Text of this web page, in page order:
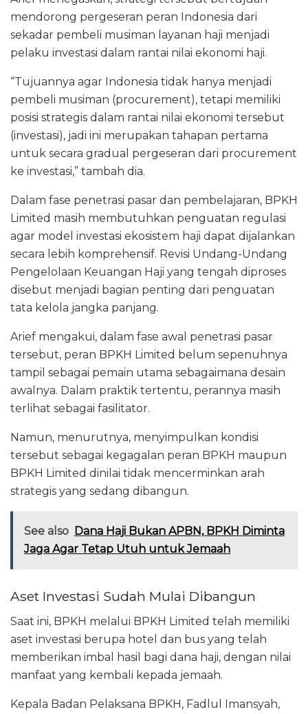
mendorong pergeseran peran Indonesia dari
sekadar pembeli musiman layanan haji menjadi
pelaku investasi dalam rantai nilai ekonomi haji.
“Tujuannya agar Indonesia tidak hanya menjadi
pembeli musiman (procurement), tetapi memiliki
posisi strategis dalam rantai nilai ekonomi tersebut
(investasi), jadi ini merupakan tahapan pertama
untuk secara gradual pergeseran dari procurement
ke investasi,” tambah dia.
Dalam fase penetrasi pasar dan pembelajaran, BPKH
Limited masih membutuhkan penguatan regulasi
agar model investasi ekosistem haji dapat dijalankan
secara lebih komprehensif. Revisi Undang-Undang
Pengelolaan Keuangan Haji yang tengah diproses
disebut menjadi bagian penting dari penguatan
tata kelola jangka panjang.
Arief mengakui, dalam fase awal penetrasi pasar
tersebut, peran BPKH Limited belum sepenuhnya
tampil sebagai pemain utama sebagaimana desain
awalnya. Dalam praktik tertentu, perannya masih
terlihat sebagai fasilitator.
Namun, menurutnya, menyimpulkan kondisi
tersebut sebagai kegagalan peran BPKH maupun
BPKH Limited dinilai tidak mencerminkan arah
strategis yang sedang dibangun.
See also Dana Haji Bukan APBN, BPKH Diminta
Jaga Agar Tetap Utuh untuk Jemaah
Aset Investasi Sudah Mulai Dibangun
Saat ini, BPKH melalui BPKH Limited telah memiliki
aset investasi berupa hotel dan bus yang telah
memberikan imbal hasil bagi dana haji, dengan nilai
manfaat yang kembali kepada jemaah.
Kepala Badan Pelaksana BPKH, Fadlul Imansyah,